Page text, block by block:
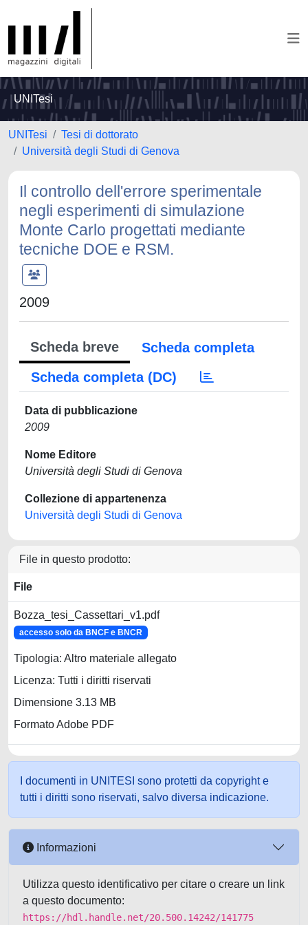
UNITesi
UNITesi
Tesi di dottorato
Università degli Studi di Genova
Il controllo dell'errore sperimentale
negli esperimenti di simulazione
Monte Carlo progettati mediante
tecniche DOE e RSM.
2009
Scheda breve
Scheda completa
Scheda completa (DC)
Data di pubblicazione
2009
Nome Editore
Università degli Studi di Genova
Collezione di appartenenza
Università degli Studi di Genova
File in questo prodotto:
File
Bozza_tesi_Cassettari_v1.pdf
accesso solo da BNCF e BNCR
Tipologia: Altro materiale allegato
Licenza: Tutti i diritti riservati
Dimensione 3.13 MB
Formato Adobe PDF
I documenti in UNITESI sono protetti da copyright e
tutti i diritti sono riservati, salvo diversa indicazione.
Informazioni
Utilizza questo identificativo per citare o creare un link
a questo documento:
https://hdl.handle.net/20.500.14242/141775